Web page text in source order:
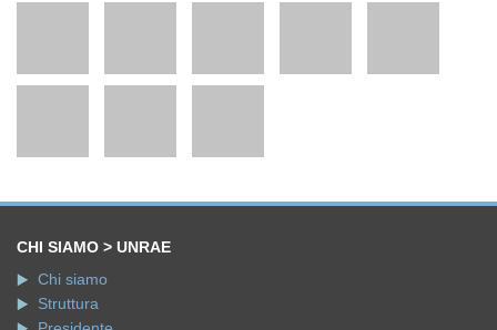
Struttura
Presidente